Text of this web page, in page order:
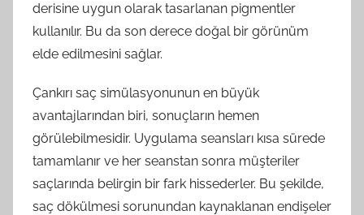
derisine uygun olarak tasarlanan pigmentler
kullanılır. Bu da son derece doğal bir görünüm
elde edilmesini sağlar.
Çankırı saç simülasyonunun en büyük
avantajlarından biri, sonuçların hemen
görülebilmesidir. Uygulama seansları kısa sürede
tamamlanır ve her seanstan sonra müşteriler
saçlarında belirgin bir fark hissederler. Bu şekilde,
saç dökülmesi sorunundan kaynaklanan endişeler